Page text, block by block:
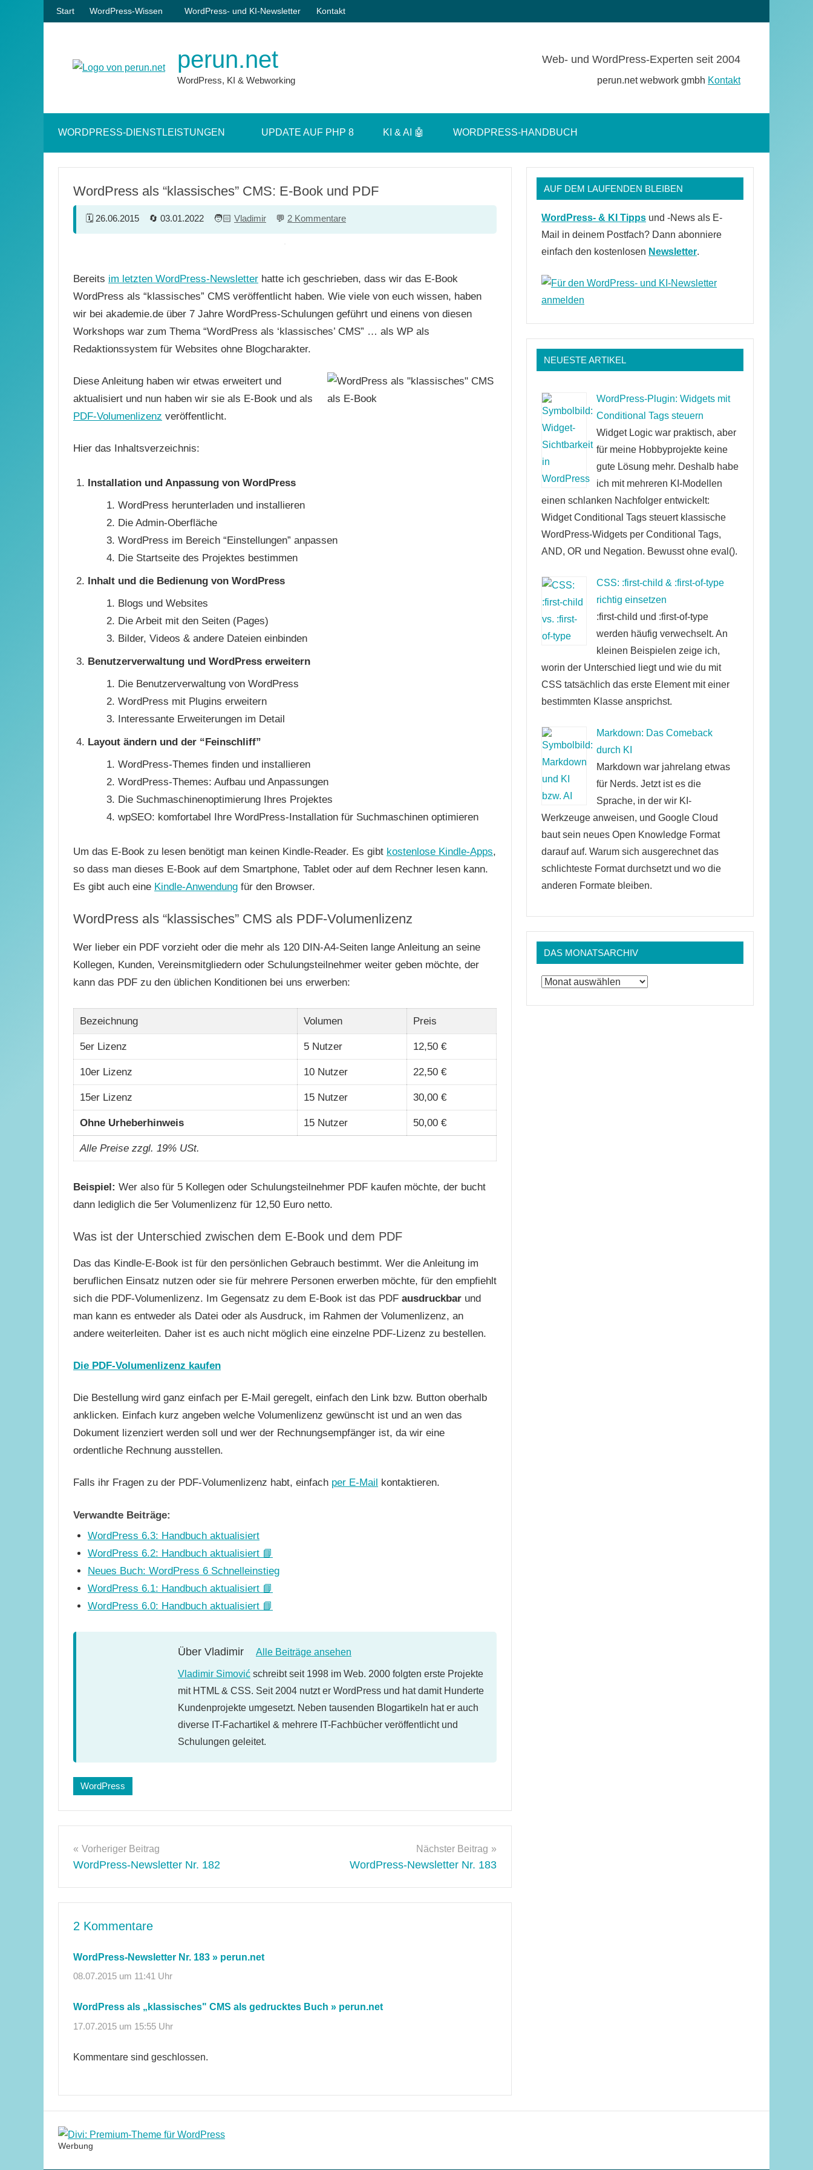
Zum
Inhalt
Start WordPress-Wissen WordPress- und KI-Newsletter Kontakt
perun.net
WordPress, KI & Webworking
Web- und WordPress-Experten seit 2004
perun.net webwork gmbh Kontakt
öffnen
WORDPRESS-DIENSTLEISTUNGEN UPDATE AUF PHP 8 KI & AI 🤖 WORDPRESS-HANDBUCH
WordPress als “klassisches” CMS: E-Book und PDF
26.06.2015 03.01.2022 Vladimir 2 Kommentare
Bereits im letzten WordPress-Newsletter hatte ich geschrieben, dass wir das E-Book
WordPress als “klassisches” CMS veröffentlicht haben. Wie viele von euch wissen, haben
wir bei akademie.de über 7 Jahre WordPress-Schulungen geführt und einens von diesen
Workshops war zum Thema “WordPress als ‘klassisches’ CMS” … als WP als
Redaktionssystem für Websites ohne Blogcharakter.
Diese Anleitung haben wir etwas erweitert und
aktualisiert und nun haben wir sie als E-Book und als
PDF-Volumenlizenz veröffentlicht.
Hier das Inhaltsverzeichnis:
Installation und Anpassung von WordPress
WordPress herunterladen und installieren
Die Admin-Oberfläche
WordPress im Bereich “Einstellungen” anpassen
Die Startseite des Projektes bestimmen
Inhalt und die Bedienung von WordPress
Blogs und Websites
Die Arbeit mit den Seiten (Pages)
Bilder, Videos & andere Dateien einbinden
Benutzerverwaltung und WordPress erweitern
Die Benutzerverwaltung von WordPress
WordPress mit Plugins erweitern
Interessante Erweiterungen im Detail
Layout ändern und der “Feinschliff”
WordPress-Themes finden und installieren
WordPress-Themes: Aufbau und Anpassungen
Die Suchmaschinenoptimierung Ihres Projektes
wpSEO: komfortabel Ihre WordPress-Installation für Suchmaschinen optimieren
Um das E-Book zu lesen benötigt man keinen Kindle-Reader. Es gibt kostenlose Kindle-Apps,
so dass man dieses E-Book auf dem Smartphone, Tablet oder auf dem Rechner lesen kann.
Es gibt auch eine Kindle-Anwendung für den Browser.
WordPress als “klassisches” CMS als PDF-Volumenlizenz
Wer lieber ein PDF vorzieht oder die mehr als 120 DIN-A4-Seiten lange Anleitung an seine
Kollegen, Kunden, Vereinsmitgliedern oder Schulungsteilnehmer weiter geben möchte, der
kann das PDF zu den üblichen Konditionen bei uns erwerben:
Bezeichnung Volumen Preis
5er Lizenz 5 Nutzer 12,50 €
10er Lizenz 10 Nutzer 22,50 €
15er Lizenz 15 Nutzer 30,00 €
Ohne Urheberhinweis 15 Nutzer 50,00 €
Alle Preise zzgl. 19% USt.
Beispiel: Wer also für 5 Kollegen oder Schulungsteilnehmer PDF kaufen möchte, der bucht
dann lediglich die 5er Volumenlizenz für 12,50 Euro netto.
Was ist der Unterschied zwischen dem E-Book und dem PDF
Das das Kindle-E-Book ist für den persönlichen Gebrauch bestimmt. Wer die Anleitung im
beruflichen Einsatz nutzen oder sie für mehrere Personen erwerben möchte, für den empfiehlt
sich die PDF-Volumenlizenz. Im Gegensatz zu dem E-Book ist das PDF ausdruckbar und
man kann es entweder als Datei oder als Ausdruck, im Rahmen der Volumenlizenz, an
andere weiterleiten. Daher ist es auch nicht möglich eine einzelne PDF-Lizenz zu bestellen.
Die PDF-Volumenlizenz kaufen
Die Bestellung wird ganz einfach per E-Mail geregelt, einfach den Link bzw. Button oberhalb
anklicken. Einfach kurz angeben welche Volumenlizenz gewünscht ist und an wen das
Dokument lizenziert werden soll und wer der Rechnungsempfänger ist, da wir eine
ordentliche Rechnung ausstellen.
Falls ihr Fragen zu der PDF-Volumenlizenz habt, einfach per E-Mail kontaktieren.
Verwandte Beiträge:
WordPress 6.3: Handbuch aktualisiert
WordPress 6.2: Handbuch aktualisiert 📘
Neues Buch: WordPress 6 Schnelleinstieg
WordPress 6.1: Handbuch aktualisiert 📘
WordPress 6.0: Handbuch aktualisiert 📘
Über Vladimir Alle Beiträge ansehen
Vladimir Simović schreibt seit 1998 im Web. 2000 folgten erste Projekte
mit HTML & CSS. Seit 2004 nutzt er WordPress und hat damit Hunderte
Kundenprojekte umgesetzt. Neben tausenden Blogartikeln hat er auch
diverse IT-Fachartikel & mehrere IT-Fachbücher veröffentlicht und
Schulungen geleitet.
Schlagwörter:
WordPress
Beitragsnavigation
Vorheriger Beitrag
WordPress-Newsletter Nr. 182
Nächster Beitrag
WordPress-Newsletter Nr. 183
2 Kommentare
WordPress-Newsletter Nr. 183 » perun.net
08.07.2015 um 11:41 Uhr
WordPress als „klassisches" CMS als gedrucktes Buch » perun.net
17.07.2015 um 15:55 Uhr
Kommentare sind geschlossen.
AUF DEM LAUFENDEN BLEIBEN
WordPress- & KI Tipps und -News als E-
Mail in deinem Postfach? Dann abonniere
einfach den kostenlosen Newsletter.
NEUESTE ARTIKEL
WordPress-Plugin: Widgets mit
Conditional Tags steuern
Widget Logic war praktisch, aber
für meine Hobbyprojekte keine
gute Lösung mehr. Deshalb habe
ich mit mehreren KI-Modellen
einen schlanken Nachfolger entwickelt:
Widget Conditional Tags steuert klassische
WordPress-Widgets per Conditional Tags,
AND, OR und Negation. Bewusst ohne eval().
CSS: :first-child & :first-of-type
richtig einsetzen
:first-child und :first-of-type
werden häufig verwechselt. An
kleinen Beispielen zeige ich,
worin der Unterschied liegt und wie du mit
CSS tatsächlich das erste Element mit einer
bestimmten Klasse ansprichst.
Markdown: Das Comeback
durch KI
Markdown war jahrelang etwas
für Nerds. Jetzt ist es die
Sprache, in der wir KI-
Werkzeuge anweisen, und Google Cloud
baut sein neues Open Knowledge Format
darauf auf. Warum sich ausgerechnet das
schlichteste Format durchsetzt und wo die
anderen Formate bleiben.
DAS MONATSARCHIV
Das
Werbung